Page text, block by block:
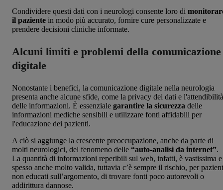
Condividere questi dati con i neurologi consente loro di
il paziente in modo più accurato, fornire cure personalizzate e
prendere decisioni cliniche informate.
Alcuni limiti e problemi della comunicazione
digitale
Nonostante i benefici, la comunicazione digitale nella neurologia
presenta anche alcune sfide, come la privacy dei dati e l'attendibilità
delle informazioni. È essenziale garantire la sicurezza delle
informazioni mediche sensibili e utilizzare fonti affidabili per
l'educazione dei pazienti.
A ciò si aggiunge la crescente preoccupazione, anche da parte di
molti neurologici, del fenomeno delle “auto-analisi da internet”.
La quantità di informazioni reperibili sul web, infatti, è vastissima e
spesso anche molto valida, tuttavia c’è sempre il rischio, per
non educati sull’argomento, di trovare fonti poco autorevoli o
addirittura dannose.